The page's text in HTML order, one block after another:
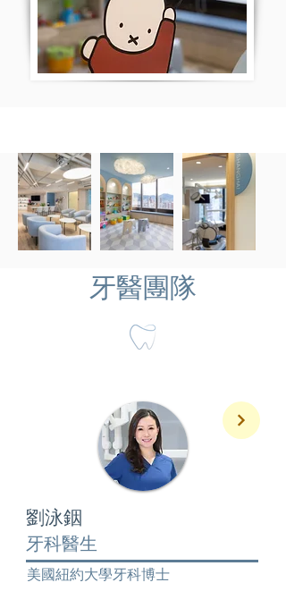
牙醫團隊
劉泳銦
牙科醫生
美國紐約大學牙科博士